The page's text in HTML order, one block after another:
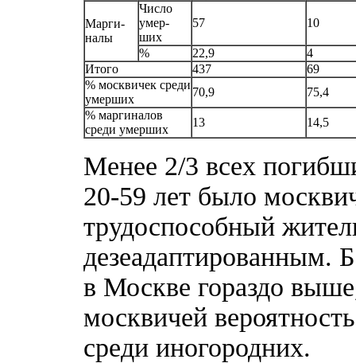
Марги-
налы
Число
умер-
ших
57 10
% 22,9
4
Итого
437
69
% москвичек среди
умерших
70,9
75,4
% маргиналов
среди умерших
13 14,5
Менее 2/3 всех
20-59 лет было
трудоспособный
дезеадаптированным.
в Москве гораздо
москвичей
среди иногородних.